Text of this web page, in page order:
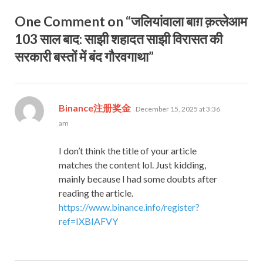
One Comment on “जलियांवाला बाग़ क़त्लेआम
103 साल बाद: साझी शहादत साझी विरासत की
सरकारी बस्तों में बंद गौरवगाथा”
Binance注册奖金 says:
December 15, 2025 at 3:36
am
I don’t think the title of your article
matches the content lol. Just kidding,
mainly because I had some doubts after
reading the article.
https://www.binance.info/register?
ref=IXBIAFVY